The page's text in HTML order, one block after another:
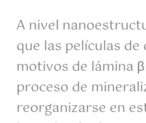
A nivel
que las películas
motivos de lámina
proceso de
reorganizarse en